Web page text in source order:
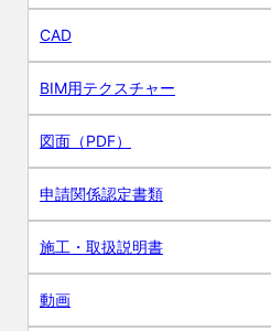
CAD
BIM用テクスチャー
図面（PDF）
申請関係認定書類
施工・取扱説明書
動画